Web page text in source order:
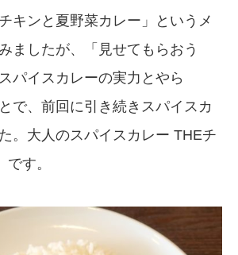
キンと夏野菜カレー」というメ
ましたが、「見せてもらおう
パイスカレーの実力とやら
で、前回に引き続きスパイスカ
。大人のスパイスカレー THEチ
す。